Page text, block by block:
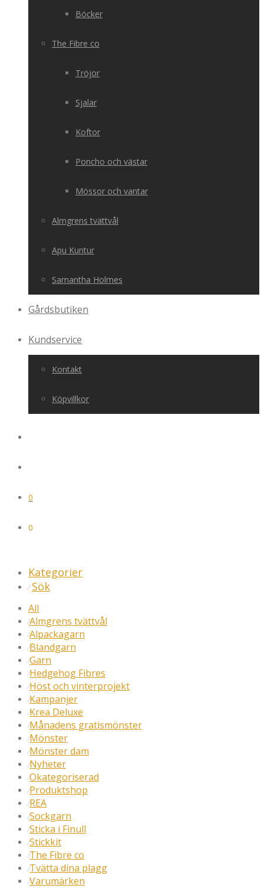
Böcker
The Fibre co
Tröjor
Sjalar
Koftor
Poncho och västar
Mössor och vantar
Almgrens tvättvål
Apu Kuntur
Samantha Holmes
Gårdsbutiken
Kundservice
Kontakt
Köpvillkor
0
0
Kategorier
⁄ Sök
All
⁄Almgrens tvättvål
⁄Alpackagarn
⁄Blandgarn
⁄Garn
⁄Hedgehog Fibres
⁄Höst och vinterprojekt
⁄Kampanjer
⁄Krea Deluxe
⁄Månadens gratismönster
⁄Mönster
⁄Mönster dam
⁄Nyheter
⁄Okategoriserad
⁄Produktshop
⁄REA
⁄Sockgarn
⁄Sticka i Finull
⁄Stickkit
⁄The Fibre co
⁄Tvätta dina plagg
⁄Varumärken